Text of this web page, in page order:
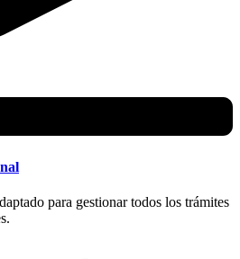
para gestionar todos los trámites